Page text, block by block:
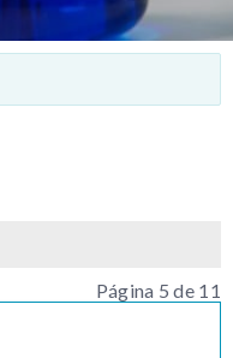
Página 5 de 11